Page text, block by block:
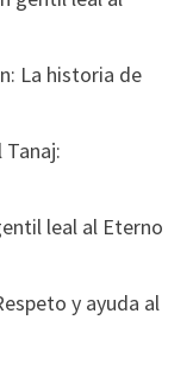
La historia de
leal al Eterno
y ayuda al